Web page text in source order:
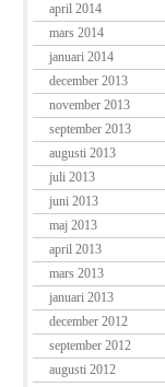
april 2014
mars 2014
januari 2014
december 2013
november 2013
september 2013
augusti 2013
juli 2013
juni 2013
maj 2013
april 2013
mars 2013
januari 2013
december 2012
september 2012
augusti 2012